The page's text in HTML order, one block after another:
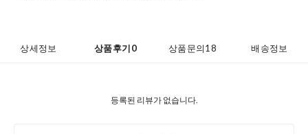
상세정보 상품후기0 상품문의18 배송정보
등록된 리뷰가 없습니다.